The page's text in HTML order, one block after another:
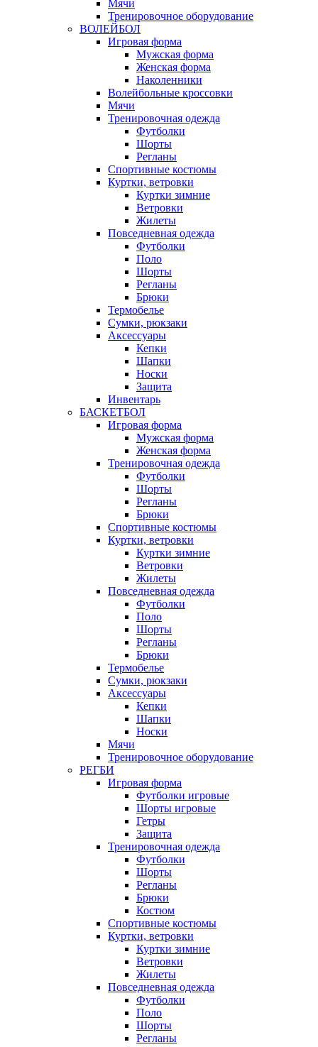
Мячи
Тренировочное оборудование
ВОЛЕЙБОЛ
Игровая форма
Мужская форма
Женская форма
Наколенники
Волейбольные кроссовки
Мячи
Тренировочная одежда
Футболки
Шорты
Регланы
Спортивные костюмы
Куртки, ветровки
Куртки зимние
Ветровки
Жилеты
Повседневная одежда
Футболки
Поло
Шорты
Регланы
Брюки
Термобелье
Сумки, рюкзаки
Аксессуары
Кепки
Шапки
Носки
Защита
Инвентарь
БАСКЕТБОЛ
Игровая форма
Мужская форма
Женская форма
Тренировочная одежда
Футболки
Шорты
Регланы
Брюки
Спортивные костюмы
Куртки, ветровки
Куртки зимние
Ветровки
Жилеты
Повседневная одежда
Футболки
Поло
Шорты
Регланы
Брюки
Термобелье
Сумки, рюкзаки
Аксессуары
Кепки
Шапки
Носки
Мячи
Тренировочное оборудование
РЕГБИ
Игровая форма
Футболки игровые
Шорты игровые
Гетры
Защита
Тренировочная одежда
Футболки
Шорты
Регланы
Брюки
Костюм
Спортивные костюмы
Куртки, ветровки
Куртки зимние
Ветровки
Жилеты
Повседневная одежда
Футболки
Поло
Шорты
Регланы